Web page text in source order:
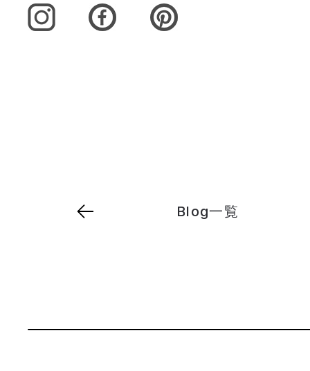
Blog一覧